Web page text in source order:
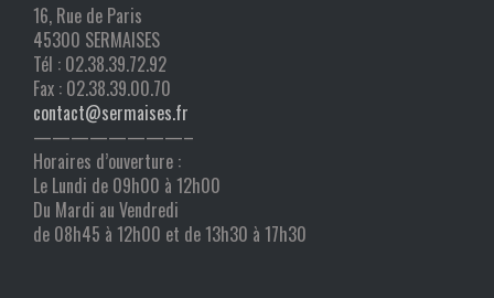
16, Rue de Paris
45300 SERMAISES
Tél : 02.38.39.72.92
Fax : 02.38.39.00.70
contact@sermaises.fr
————————–
Horaires d’ouverture :
Le Lundi de 09h00 à 12h00
Du Mardi au Vendredi
de 08h45 à 12h00 et de 13h30 à 17h30